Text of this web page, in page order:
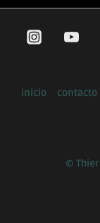
inicio contacto
©